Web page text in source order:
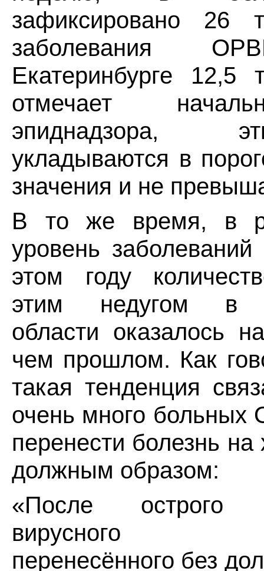
зафиксировано 26
заболевания
Екатеринбурге 12,5
отмечает
эпиднадзора,
укладываются в
значения и не
В то же время, в
уровень
этом году
этим недугом в
области оказалось
чем прошлом. Как
такая тенденция
очень много
перенести болезнь на
должным образом:
«После острого
вирусного
перенесённого без